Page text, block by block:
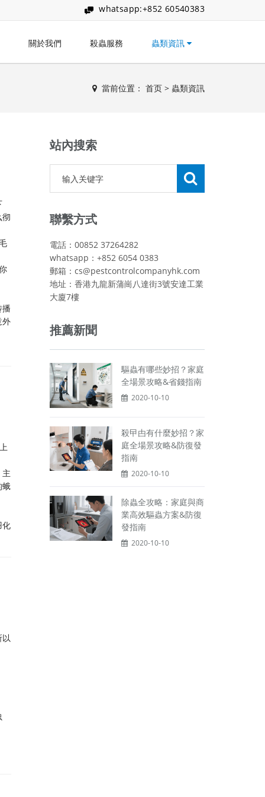
whatsapp:+852 60540383
關於我們 殺蟲服務 蟲類資訊
當前位置： 首页 > 蟲類資訊
外
主
蛾
化
站內搜索
聯繫方式
電話：00852 37264282
whatsapp：+852 6054 0383
郵箱：cs@pestcontrolcompanyhk.com
地址：香港九龍新蒲崗八達街3號安達工業
大廈7樓
推薦新聞
驅蟲有哪些妙招？家庭
全場景攻略&省錢指南
2020-10-10
殺曱甴有什麼妙招？家
庭全場景攻略&防復發
指南
2020-10-10
除蟲全攻略：家庭與商
業高效驅蟲方案&防復
發指南
2020-10-10